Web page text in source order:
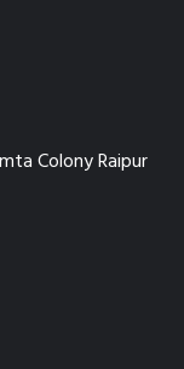
Colony Raipur